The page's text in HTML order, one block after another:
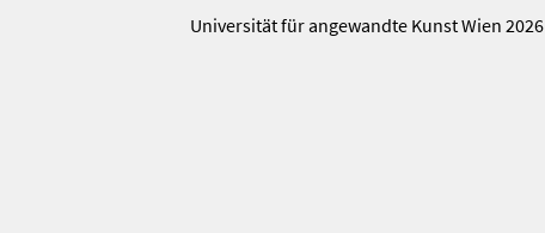
Universität für angewandte Kunst Wien 2026